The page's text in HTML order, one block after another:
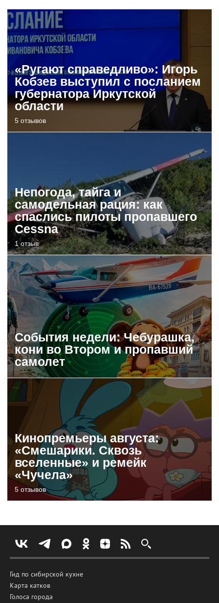
«Ругают справедливо»: Игорь
Кобзев выступил с посланием
губернатора Иркутской
области
5 отзывов
Непогода, тайга и
самодельная рация: как
спаслись пилоты пропавшего
Cessna
1 отзыв
События недели: Чебурашка,
кони во Втором и пропавший
самолет
Кинопремьеры августа:
«Смешарики. Сквозь
вселенные» и ремейк
«Чучела»
5 отзывов
Гид по сибирской кухне
Карта катков
Голоса города